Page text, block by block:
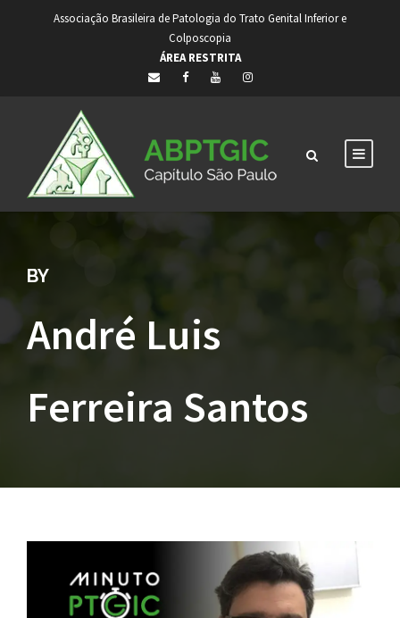
Associação Brasileira de Patologia do Trato Genital Inferior e
Colposcopia
ÁREA RESTRITA
BY
André Luis
Ferreira Santos